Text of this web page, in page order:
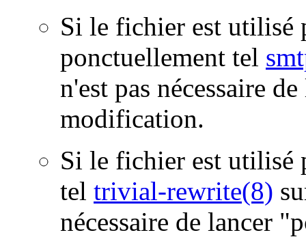
Si le fichier est utilisé
ponctuellement tel
n'est pas nécessaire
modification.
Si le fichier est utilisé
tel trivial-rewrite(8)
nécessaire de lancer